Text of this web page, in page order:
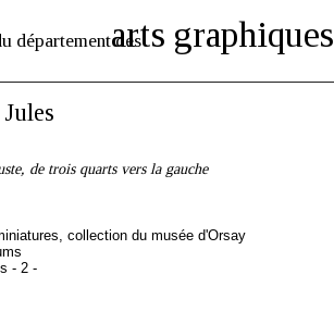
département desarts graphiques
de trois quarts vers la gauche
collection du musée d'Orsay
- 2 -